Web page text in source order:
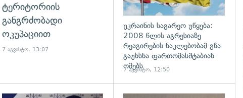
ტერიტორიის
განგრძობადი
ოკუპაციით
7 აგვისტო, 13:07
უკრაინის საგარეო უწყება:
2008 წლის აგრესიაზე
რეაგირების ნაკლებობამ გზა
გაუხსნა ფართომასშტაბიან
ომებს
7 აგვისტო, 12:50